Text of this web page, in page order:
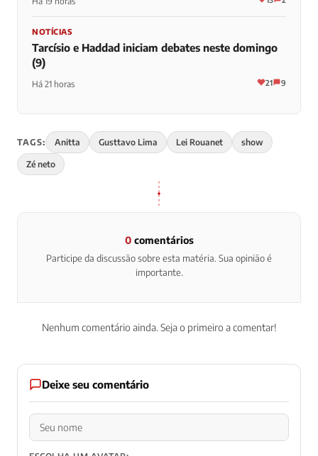
NOTÍCIAS
Tarcísio e Haddad iniciam debates neste domingo
(9)
Há 21 horas 21 9
TAGS: Anitta Gusttavo Lima Lei Rouanet show
Zé neto
0comentários
Participe da discussão sobre esta matéria. Sua opinião é
importante.
Nenhum comentário ainda. Seja o primeiro a comentar!
Deixe seu comentário